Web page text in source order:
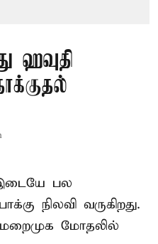
ஹவுதி
பல
நிலவி வருகிறது.
மறைமுக மோதலில்